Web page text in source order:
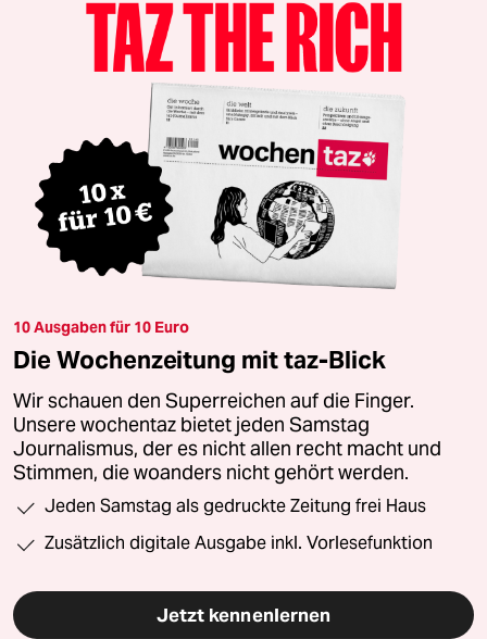
10 Ausgaben für 10 Euro
Die Wochenzeitung mit taz-Blick
Wir schauen den Superreichen auf die Finger.
Unsere wochentaz bietet jeden Samstag
Journalismus, der es nicht allen recht macht und
Stimmen, die woanders nicht gehört werden.
Jeden Samstag als gedruckte Zeitung frei Haus
Zusätzlich digitale Ausgabe inkl. Vorlesefunktion
Jetzt kennenlernen